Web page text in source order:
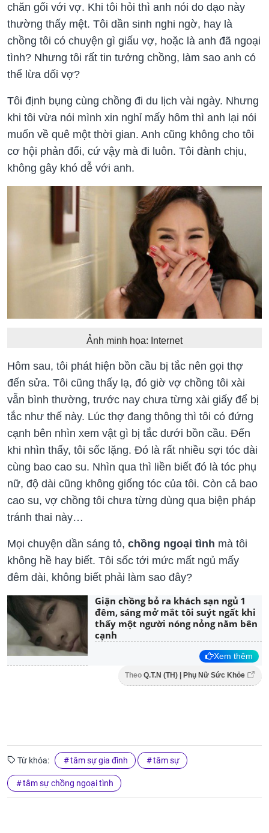
chăn gối với vợ. Khi tôi hỏi thì anh nói do dạo này
thường thấy mệt. Tôi dần sinh nghi ngờ, hay là
chồng tôi có chuyện gì giấu vợ, hoặc là anh đã ngoại
tình? Nhưng tôi rất tin tưởng chồng, làm sao anh có
thể lừa dối vợ?
Tôi định bụng cùng chồng đi du lịch vài ngày. Nhưng
khi tôi vừa nói mình xin nghỉ mấy hôm thì anh lại nói
muốn về quê một thời gian. Anh cũng không cho tôi
cơ hội phản đối, cứ vậy mà đi luôn. Tôi đành chịu,
không gây khó dễ với anh.
Ảnh minh họa: Internet
Hôm sau, tôi phát hiện bồn cầu bị tắc nên gọi thợ
đến sửa. Tôi cũng thấy lạ, đó giờ vợ chồng tôi xài
vẫn bình thường, trước nay chưa từng xài giấy để bị
tắc như thế này. Lúc thợ đang thông thì tôi có đứng
cạnh bên nhìn xem vật gì bị tắc dưới bồn cầu. Đến
khi nhìn thấy, tôi sốc lặng. Đó là rất nhiều sợi tóc dài
cùng bao cao su. Nhìn qua thì liền biết đó là tóc phụ
nữ, độ dài cũng không giống tóc của tôi. Còn cả bao
cao su, vợ chồng tôi chưa từng dùng qua biện pháp
tránh thai này…
Mọi chuyện dần sáng tỏ, chồng ngoại tình mà tôi
không hề hay biết. Tôi sốc tới mức mất ngủ mấy
đêm dài, không biết phải làm sao đây?
Giận chồng bỏ ra khách sạn ngủ 1
đêm, sáng mở mắt tôi suýt ngất khi
thấy một người nóng nỏng nằm bên
cạnh
Xem thêm
Theo Q.T.N (TH) | Phụ Nữ Sức Khỏe
Từ khóa: tâm sự gia đình tâm sự
tâm sự chồng ngoại tình